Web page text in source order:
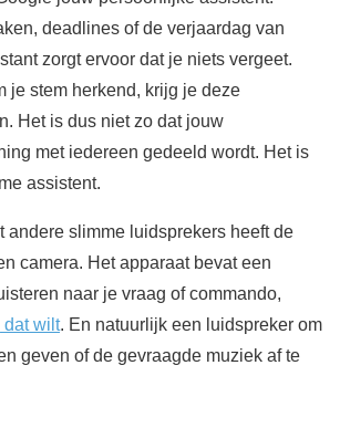
deadlines of de verjaardag van
zorgt ervoor dat je niets vergeet.
je stem herkend, krijg je deze
Het is dus niet zo dat jouw
met iedereen gedeeld wordt. Het is
assistent.
andere slimme luidsprekers heeft de
camera. Het apparaat bevat een
naar je vraag of commando,
wilt. En natuurlijk een luidspreker om
geven of de gevraagde muziek af te